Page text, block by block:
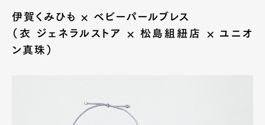
伊賀くみひも × ベビーパールブレス
（衣 ジェネラルストア × 松島組紐店 × ユニオ
ン真珠）